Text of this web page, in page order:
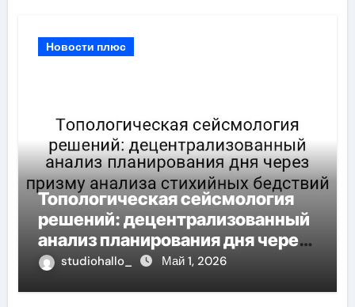
Новости плюс
Топологическая сейсмология
решений: децентрализованный
анализ планирования дня через
призму анализа стихийных
studiohallo_ Май 1, 2026